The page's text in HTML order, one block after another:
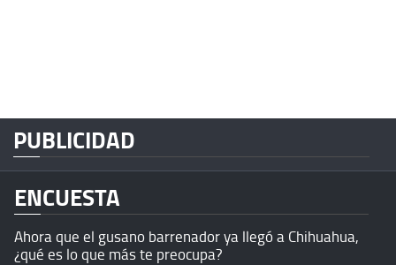
PUBLICIDAD
ENCUESTA
Ahora que el gusano barrenador ya llegó a Chihuahua,
¿qué es lo que más te preocupa?